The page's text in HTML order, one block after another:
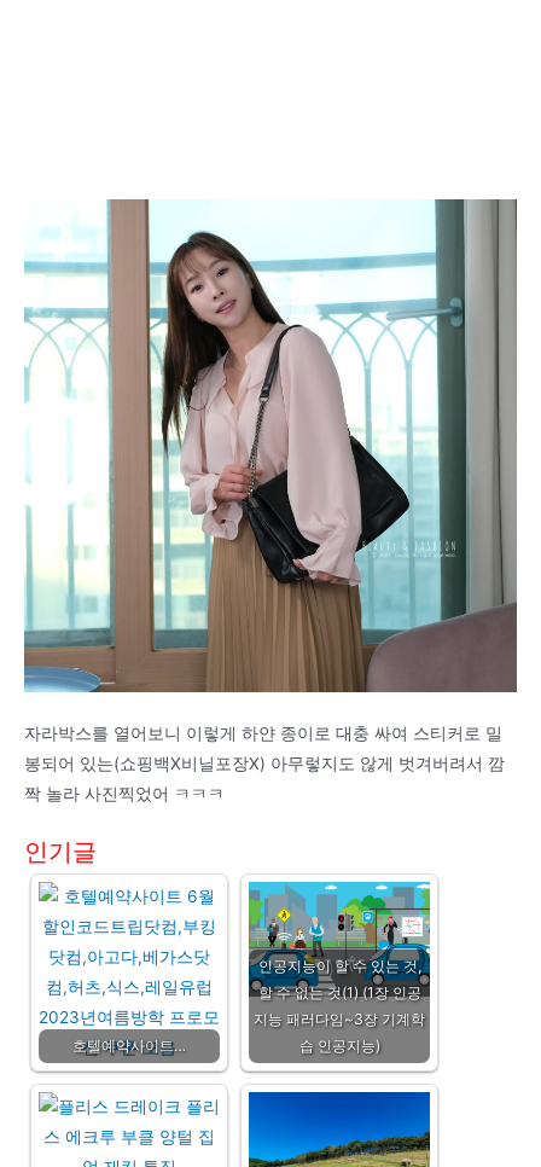
자라박스를 열어보니 이렇게 하얀 종이로 대충 싸여 스티커로 밀
봉되어 있는(쇼핑백X비닐포장X) 아무렇지도 않게 벗겨버려서 깜
짝 놀라 사진찍었어 ㅋㅋㅋ
인기글
호텔예약사이트…
인공지능이 할 수 있는 것,
할 수 없는 것(1) (1장 인공
지능 패러다임~3장 기계학
습 인공지능)